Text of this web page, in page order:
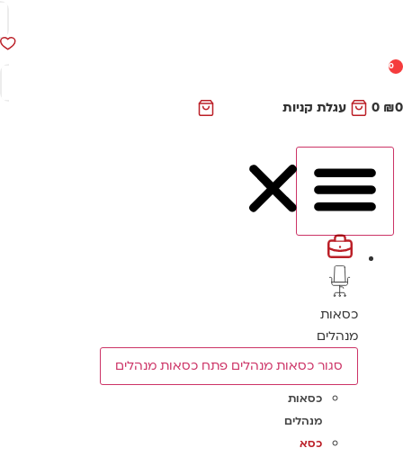
0
₪
0 עגלת קניות
כסאות
מנהלים
סגור כסאות מנהלים פתח כסאות מנהלים
כסאות
מנהלים
כסא